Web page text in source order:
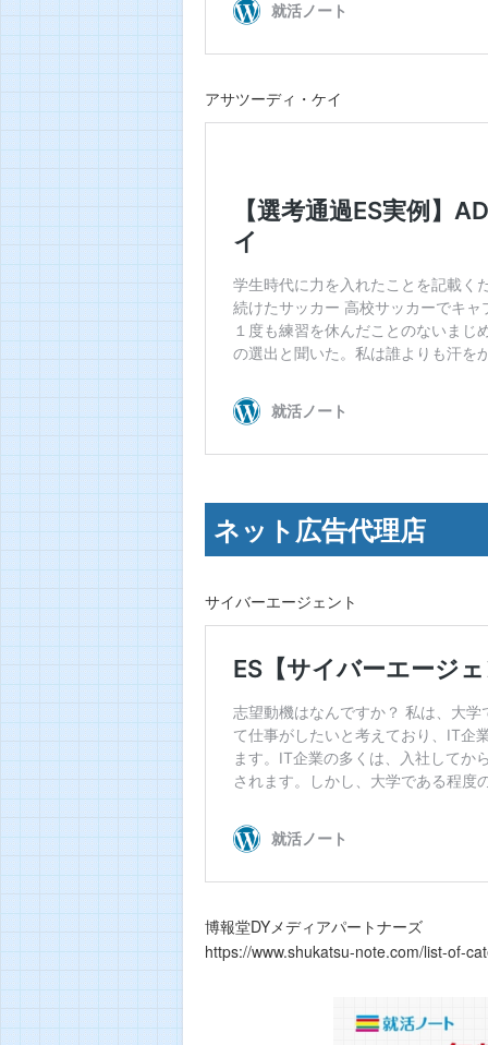
アサツーディ・ケイ
ネット広告代理店
サイバーエージェント
博報堂DYメディアパートナーズ
https://www.shukatsu-note.com/list-of-